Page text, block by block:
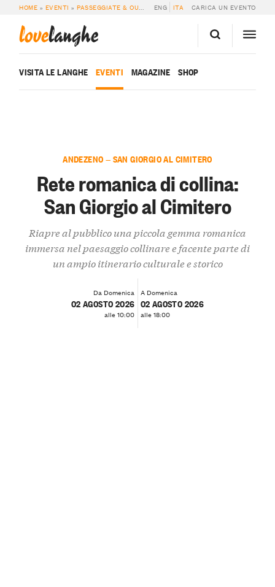
HOME » EVENTI »PASSEGGIATE & OUTDOOR » RETE ROMANICA DI COLLINA:
ENG ITA CARICA UN EVENTO
lovelanghe
VISITA LE LANGHE EVENTI MAGAZINE SHOP
ANDEZENO — SAN GIORGIO AL CIMITERO
Rete romanica di collina:
San Giorgio al Cimitero
Riapre al pubblico una piccola gemma romanica
immersa nel paesaggio collinare e facente parte di
un ampio itinerario culturale e storico
Da Domenica
02 AGOSTO 2026
alle 10:00
A Domenica
02 AGOSTO 2026
alle 18:00